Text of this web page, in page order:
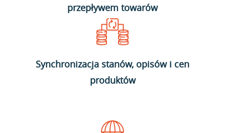
przepływem towarów
Synchronizacja stanów, opisów i cen
produktów